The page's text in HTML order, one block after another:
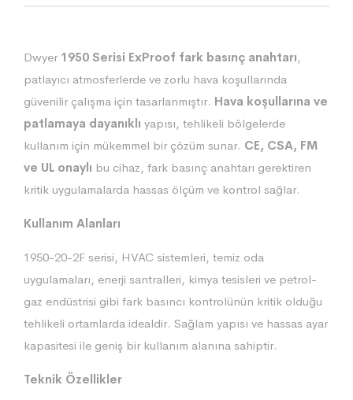
Dwyer 1950 Serisi ExProof fark basınç anahtarı,
patlayıcı atmosferlerde ve zorlu hava koşullarında
güvenilir çalışma için tasarlanmıştır. Hava koşullarına ve
patlamaya dayanıklı yapısı, tehlikeli bölgelerde
kullanım için mükemmel bir çözüm sunar. CE, CSA, FM
ve UL onaylı bu cihaz, fark basınç anahtarı gerektiren
kritik uygulamalarda hassas ölçüm ve kontrol sağlar.
Kullanım Alanları
1950-20-2F serisi, HVAC sistemleri, temiz oda
uygulamaları, enerji santralleri, kimya tesisleri ve petrol-
gaz endüstrisi gibi fark basıncı kontrolünün kritik olduğu
tehlikeli ortamlarda idealdir. Sağlam yapısı ve hassas ayar
kapasitesi ile geniş bir kullanım alanına sahiptir.
Teknik Özellikler